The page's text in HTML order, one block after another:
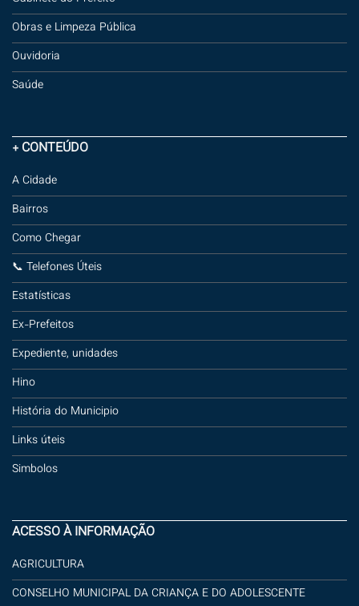
Obras e Limpeza Pública
Ouvidoria
Saúde
+ CONTEÚDO
A Cidade
Bairros
Como Chegar
📞 Telefones Úteis
Estatísticas
Ex-Prefeitos
Expediente, unidades
Hino
História do Municipio
Links úteis
Simbolos
ACESSO À INFORMAÇÃO
AGRICULTURA
CONSELHO MUNICIPAL DA CRIANÇA E DO ADOLESCENTE